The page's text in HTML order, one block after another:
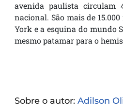
avenida paulista circulam
nacional. São mais de
York e a esquina do mundo
mesmo patamar para o
Sobre o autor: Adilson